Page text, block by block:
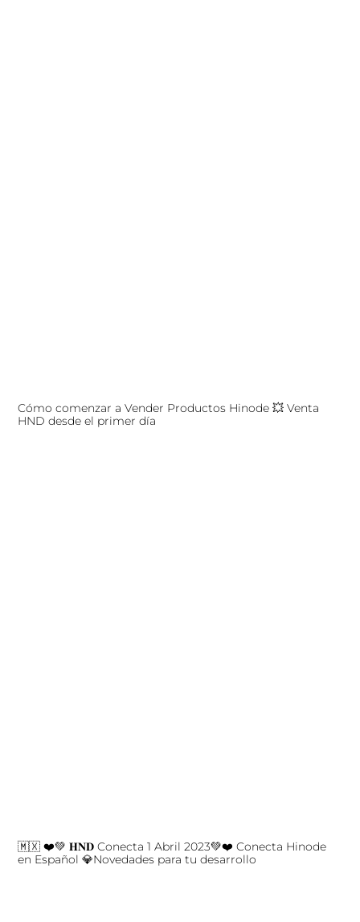
Cómo comenzar a Vender Productos Hinode 💥 Venta
HND desde el primer día
🇲🇽 ❤️💚 𝐇𝐍𝐃 Conecta 1 Abril 2023💚❤️ Conecta Hinode
en Español 💎Novedades para tu desarrollo